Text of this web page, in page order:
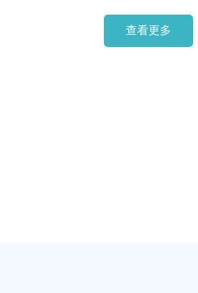
查看更多